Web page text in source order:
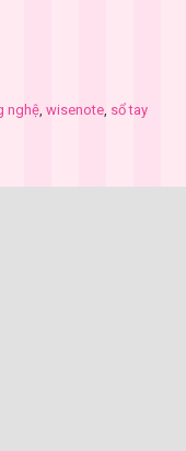
nghệ, wisenote, sổ tay